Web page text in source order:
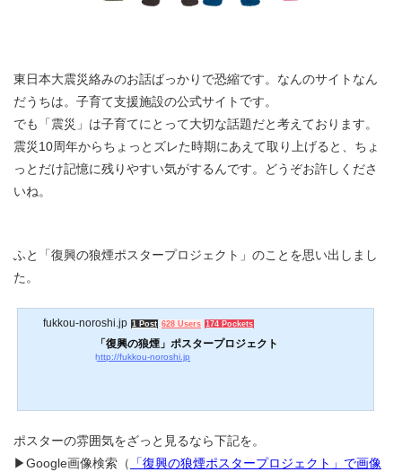
東日本大震災絡みのお話ばっかりで恐縮です。なんのサイトなん
だうちは。子育て支援施設の公式サイトです。
でも「震災」は子育てにとって大切な話題だと考えております。
震災10周年からちょっとズレた時期にあえて取り上げると、ちょ
っとだけ記憶に残りやすい気がするんです。どうぞお許しくださ
いね。
ふと「復興の狼煙ポスタープロジェクト」のことを思い出しまし
た。
fukkou-noroshi.jp 1 Post 628 Users 174 Pockets
「復興の狼煙」ポスタープロジェクト
http://fukkou-noroshi.jp
ポスターの雰囲気をざっと見るなら下記を。
▶Google画像検索（
「復興の狼煙ポスタープロジェクト」で画像